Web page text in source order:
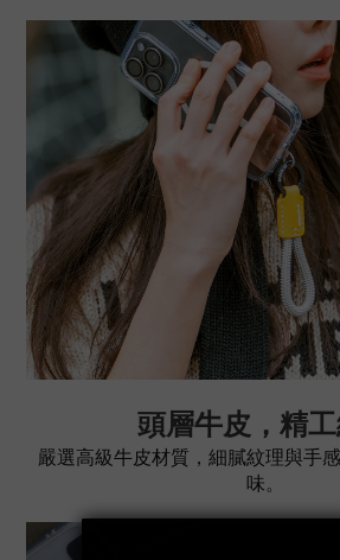
頭層牛皮，精
嚴選高級牛皮材質，細膩紋理與手
味。